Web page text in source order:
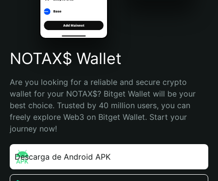
Português (Brasil)
Español (Argentina)
NOTAX$ Wallet
Are you looking for a reliable and secure crypto
wallet for your NOTAX$? Bitget Wallet will be your
best choice. Trusted by 40 million users, you can
freely explore Web3 on Bitget Wallet. Start your
journey now!
Descarga de Android APK